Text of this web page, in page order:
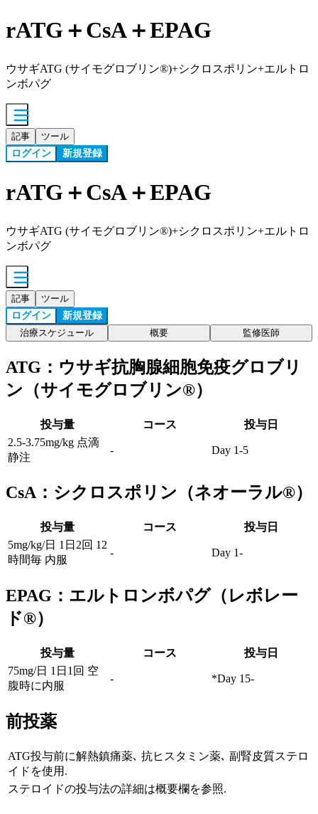
rATG＋CsA＋EPAG
ウサギATG (サイモグロブリン®)+シクロスポリン+エルトロ
ンボパグ
記事 ツール
ログイン 新規登録
rATG＋CsA＋EPAG
ウサギATG (サイモグロブリン®)+シクロスポリン+エルトロ
ンボパグ
記事 ツール
ログイン 新規登録
治療スケジュール 概要 監修医師
ATG：ウサギ抗胸腺細胞免疫グロブリ
ン（サイモグロブリン®）
投与量 コース
投与日
2.5-3.75mg/kg 点滴
静注
- Day 1-5
CsA：シクロスポリン（ネオーラル®）
投与量 コース
投与日
5mg/kg/日 1日2回 12
時間毎 内服
- Day 1-
EPAG：エルトロンボパグ（レボレー
ド®）
投与量 コース
投与日
75mg/日 1日1回 空
腹時に内服
- *Day 15-
前投薬
ATG投与前に解熱鎮痛薬､ 抗ヒスタミン薬､ 副腎皮質ステロ
イドを使用.
ステロイドの投与法の詳細は概要欄を参照.